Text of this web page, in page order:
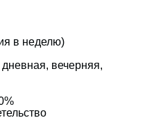
в неделю)
вечерняя,